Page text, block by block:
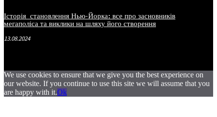
Історія становлення Нью-Йорка: все про засновників
мегаполіса та виклики на шляху його створення
13.08.2024
We use cookies to ensure that we give you the best experience on
our website. If you continue to use this site we will assume that you
are happy with it.Ok